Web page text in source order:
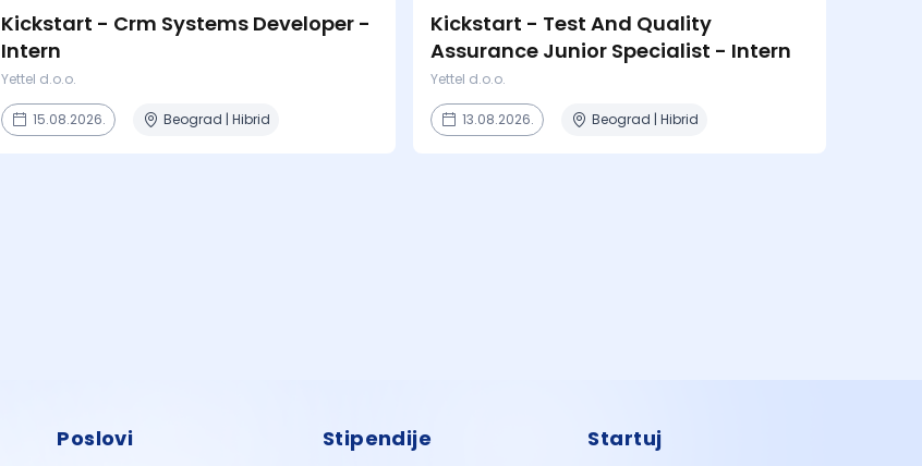
Kickstart - Crm Systems Developer -
Intern
Yettel d.o.o.
15.08.2026. Beograd | Hibrid
Kickstart - Test And Quality
Assurance Junior Specialist - Intern
Yettel d.o.o.
13.08.2026. Beograd | Hibrid
Poslovi Stipendije Startuj